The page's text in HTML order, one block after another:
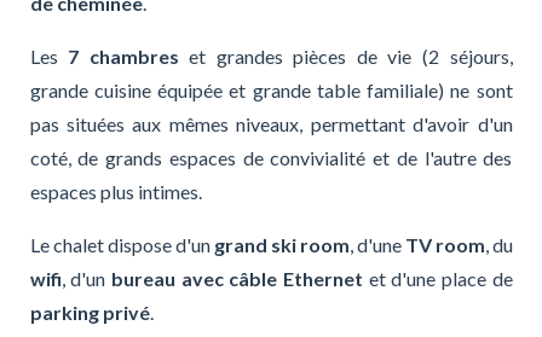
Les 7 chambres et grandes pièces de vie (2 séjours,
grande cuisine équipée et grande table familiale) ne sont
pas situées aux mêmes niveaux, permettant d'avoir d'un
coté, de grands espaces de convivialité et de l'autre des
espaces plus intimes.
Le chalet dispose d'un grand ski room, d'une TV room, du
wifi, d'un bureau avec câble Ethernet et d'une place de
parking privé.